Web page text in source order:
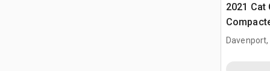
2021 Cat
Davenport,